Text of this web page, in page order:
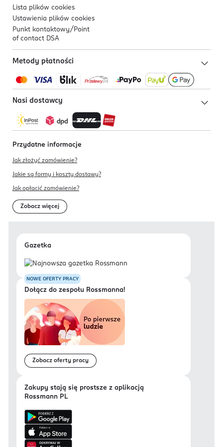
Lista plików cookies
Ustawienia plików cookies
Punkt kontaktowy/ Point
of contact DSA
Metody płatności
Nasi dostawcy
Przydatne informacje
Jak złożyć zamówienie?
Jakie są formy i koszty dostawy?
Jak opłacić zamówienie?
Zobacz więcej
Gazetka
NOWE OFERTY PRACY
Dołącz do zespołu Rossmanna!
Zobacz oferty pracy
Zakupy stają się prostsze z aplikacją
Rossmann PL